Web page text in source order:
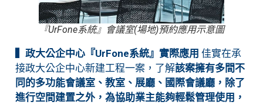
『UrFone系統』會議室(場地)預約應用示意圖
▍政大公企中心『UrFone系統』實際應用 佳實在承
接政大公企中心新建工程一案，了解該案擁有多間不
同的多功能會議室、教室、展廳、國際會議廳，除了
進行空間建置之外，為協助業主能夠輕鬆管理使用，